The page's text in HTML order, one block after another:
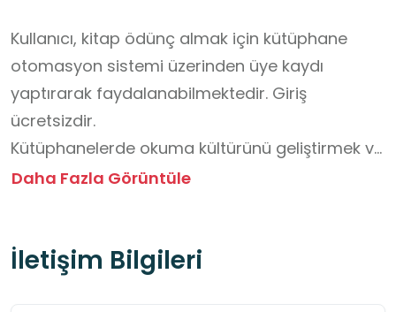
Kullanıcı, kitap ödünç almak için kütüphane
otomasyon sistemi üzerinden üye kaydı
yaptırarak faydalanabilmektedir. Giriş
ücretsizdir.
Kütüphanelerde okuma kültürünü geliştirmek ve
toplumsal katılımı artırmak amacıyla çeşitli
düzenlenebilir. Belirli bir kitabın okunup
Daha Fazla Görüntüle
İletişim Bilgileri